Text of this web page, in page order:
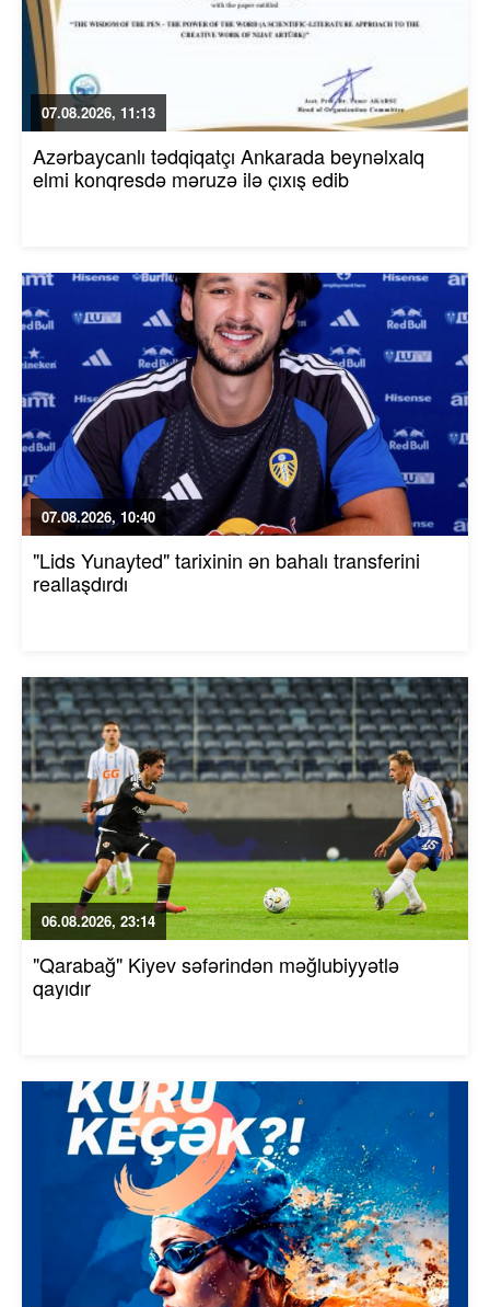
07.08.2026, 11:13
Azərbaycanlı tədqiqatçı Ankarada beynəlxalq
elmi konqresdə məruzə ilə çıxış edib
07.08.2026, 10:40
"Lids Yunayted" tarixinin ən bahalı transferini
reallaşdırdı
06.08.2026, 23:14
"Qarabağ" Kiyev səfərindən məğlubiyyətlə
qayıdır